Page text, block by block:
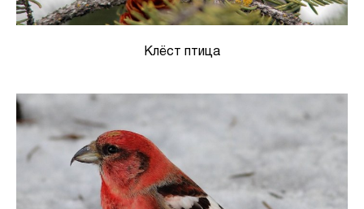
Клёст птица